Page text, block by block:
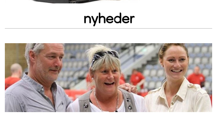
nyheder